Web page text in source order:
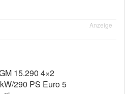
Anzeige
15.290 4×2
290 PS Euro 5